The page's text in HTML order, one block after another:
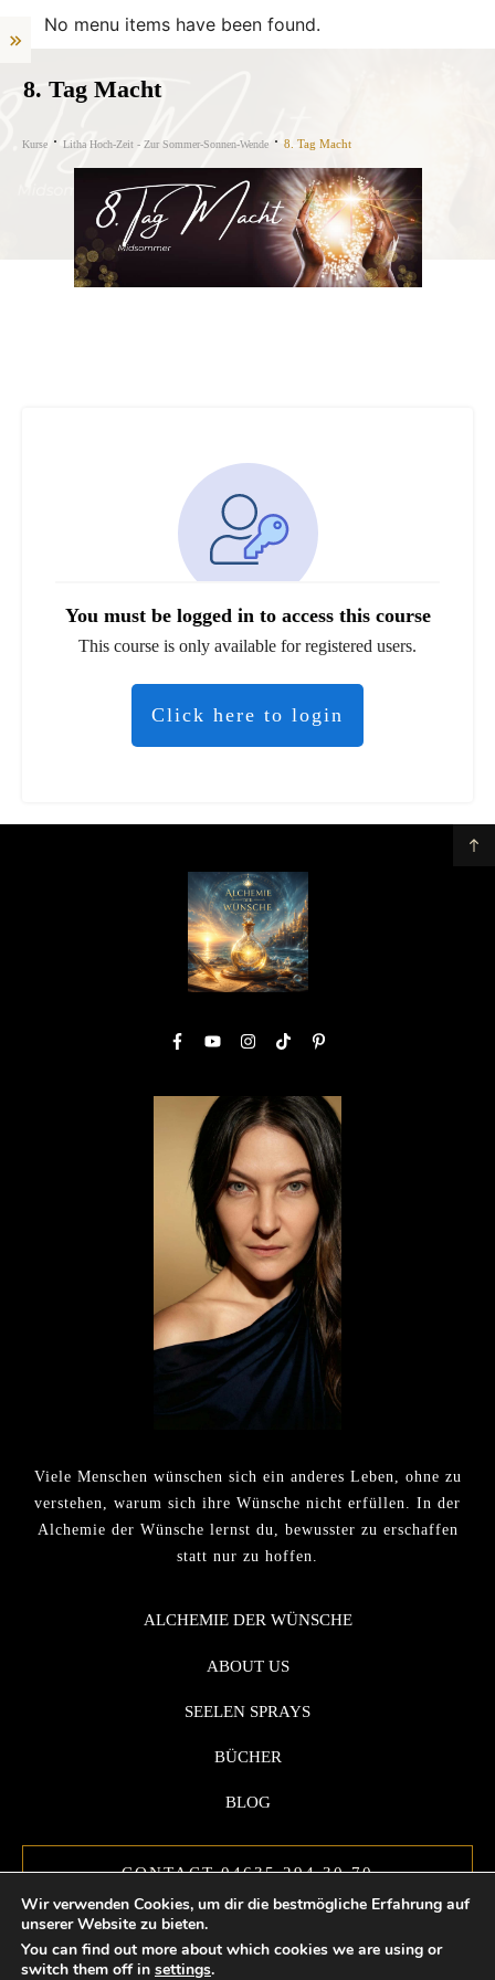
No menu items have been found.
8. Tag Macht
Kurse Litha Hoch-Zeit - Zur Sommer-Sonnen-Wende 8. Tag Macht
You must be logged in to access this course
This course is only available for registered users.
Click here to login
Viele Menschen wünschen sich ein anderes Leben, ohne zu
verstehen, warum sich ihre Wünsche nicht erfüllen. In der
Alchemie der Wünsche lernst du, bewusster zu erschaffen
statt nur zu hoffen.
ALCHEMIE DER WÜNSCHE
ABOUT US
SEELEN SPRAYS
BÜCHER
BLOG
CONTACT 04635 294 30 70
Wir verwenden Cookies, um dir die bestmögliche Erfahrung auf
unserer Website zu bieten.
You can find out more about which cookies we are using or
switch them off in settings.